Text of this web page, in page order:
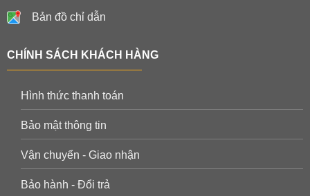
Bản đồ chỉ dẫn
CHÍNH SÁCH KHÁCH HÀNG
Hình thức thanh toán
Bảo mật thông tin
Vận chuyển - Giao nhận
Bảo hành - Đổi trả